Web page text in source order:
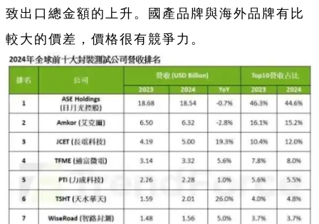
致出口總金額的上升。國產品牌與海外品牌有比
較大的價差，價格很有競爭力。